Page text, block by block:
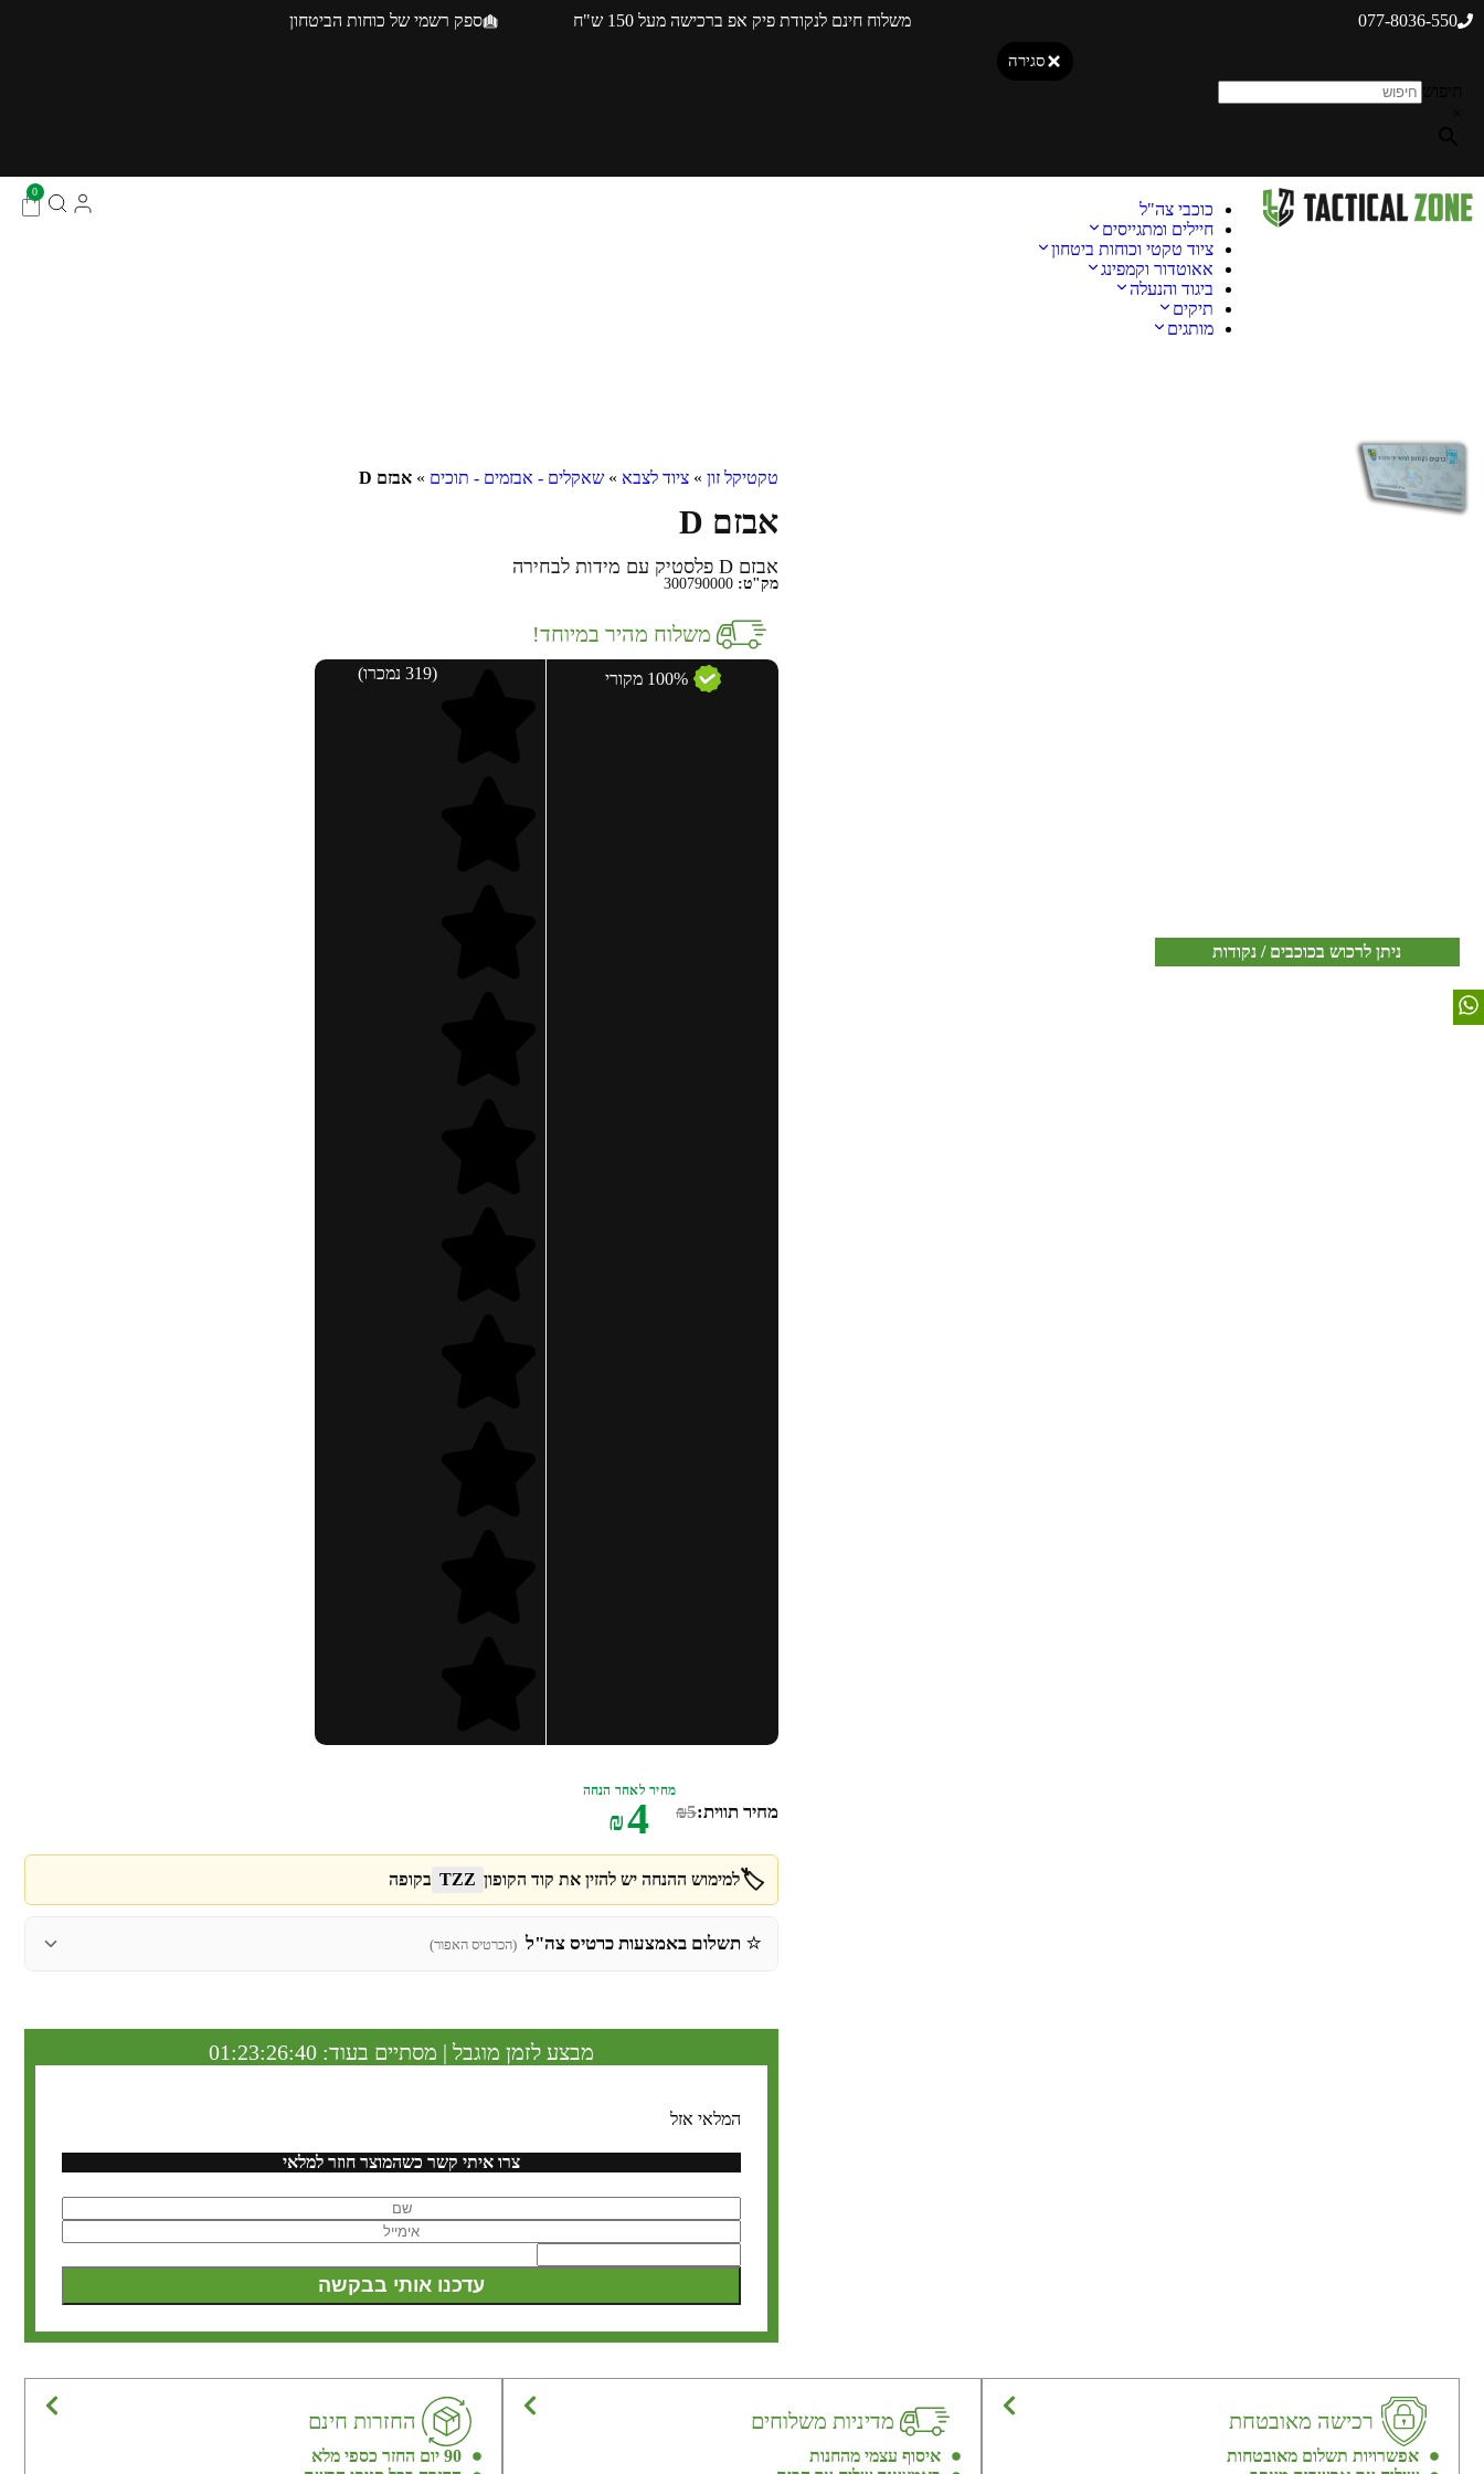
077-8036-550 משלוח חינם לנקודת פיק אפ ברכישה מעל 150 ש"ח ספק רשמי של כוחות הביטחון
סגירה
כוכבי צה"ל
חיילים ומתגייסים
ציוד טקטי וכוחות ביטחון
אאוטדור וקמפינג
ביגוד והנעלה
תיקים
מותגים
0
ניתן לרכוש בכוכבים / נקודות
טקטיקל זון » ציוד לצבא » שאקלים - אבזמים - תוכים » אבזם D
אבזם D
אבזם D פלסטיק עם מידות לבחירה
מק"ט:
משלוח מהיר במיוחד!
100% מקורי (319 נמכרו)
מחיר תווית: ₪5
מחיר לאחר הנחה
₪4
🏷️למימוש ההנחה יש להזין את קוד הקופון TZZ בקופה
⭐ תשלום באמצעות כרטיס צה"ל (הכרטיס האפור)
מבצע לזמן מוגבל | מסתיים בעוד: 01:23:26:39
המלאי אזל
צרו איתי קשר כשהמוצר חוזר למלאי
רכישה מאובטחת
אפשרויות תשלום מאובטחות
מדיניות משלוחים
איסוף עצמי מהחנות
החזרות חינם
90 יום החזר כספי מלא